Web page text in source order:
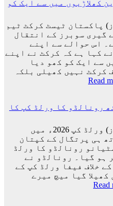
کیوں
گئے؟
وجہ
سامنے
آ
گئی
کھلاڑیوں میں سے ایک کو
پاکستان ٹیسٹ کرکٹ ٹیم
گیری سوبرز کے انتقال
اس حوالے سے اپنے
کہا ہے کہ کرکٹ نے اپنے
سے ایک کو کھو دیا
کرکٹ نہیں کھیلی بلکہ
Read
:
اپنے
ترین
کھلاڑیوں
میں
سے
ایک
کو
کھو
رونالڈو کا ورلڈ کپ کا
اسلام آباد (مانند نیوز) ورلڈ کپ 2026ء میں
ہی پرتگال کے کپتان
رونالڈو کا ورلڈ
ہو گیا۔ رونالڈو نے
خلاف فیفا ورلڈ کپ کے
گیا میچ میرے
Read
: